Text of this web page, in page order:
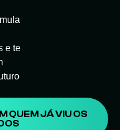
e te
QUEM JÁ VIU OS